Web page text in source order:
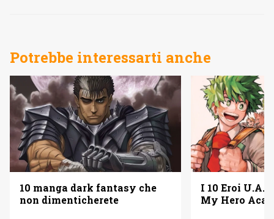
Potrebbe interessarti anche
10 manga dark fantasy che
non dimenticherete
I 10 Eroi U.A.
My Hero